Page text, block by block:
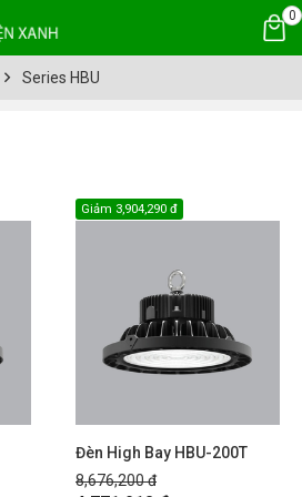
0
Series HBU
Đèn High Bay HBU-200T
8,676,200 đ
Giảm 3,904,290 đ